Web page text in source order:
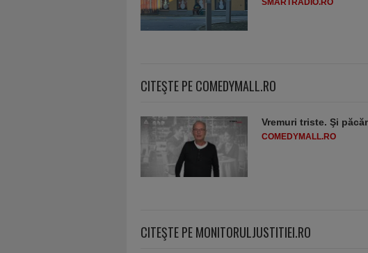
CITEŞTE PE COMEDYMALL.RO
Vremuri triste. Şi
COMEDYMALL.RO
CITEŞTE PE MONITORULJUSTITIEI.RO